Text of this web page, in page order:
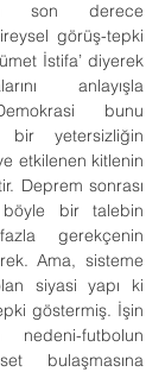
son derece
görüş-tepki
İstifa’ diyerek
anlayışla
bunu
bir yetersizliğin
etkilenen kitlenin
Deprem sonrası
bir talebin
gerekçenin
Ama, sisteme
siyasi yapı ki
göstermiş. İşin
futbolun
bulaşmasına